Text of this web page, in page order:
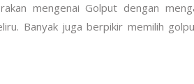
mengenai Golput dengan
Banyak juga berpikir memilih